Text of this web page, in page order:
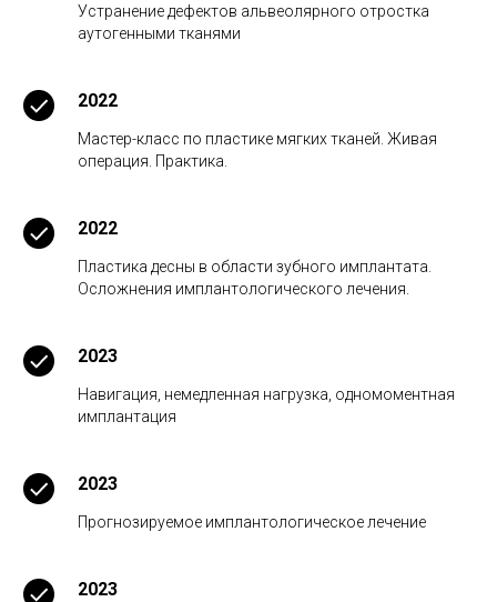
Устранение дефектов альвеолярного отростка
аутогенными тканями
2022
Мастер-класс по пластике мягких тканей. Живая
операция. Практика.
2022
Пластика десны в области зубного имплантата.
Осложнения имплантологического лечения.
2023
Навигация, немедленная нагрузка, одномоментная
имплантация
2023
Прогнозируемое имплантологическое лечение
2023